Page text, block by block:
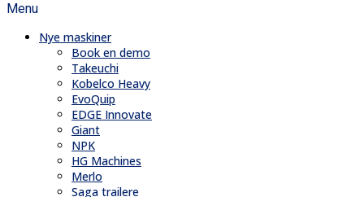
Menu
Nye maskiner
Book en demo
Takeuchi
Kobelco Heavy
EvoQuip
EDGE Innovate
Giant
NPK
HG Machines
Merlo
Saga trailere